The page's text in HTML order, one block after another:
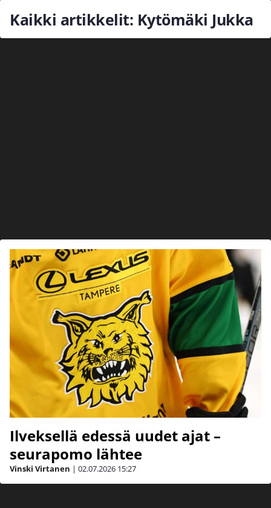
Kaikki artikkelit: Kytömäki Jukka
Ilveksellä edessä uudet ajat –
seurapomo lähtee
Vinski Virtanen | 02.07.2026 15:27